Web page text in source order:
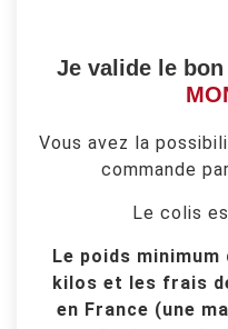
Je valide le bon
Vous avez la
commande
Le colis
Le poids
kilos et les frais
en France (une